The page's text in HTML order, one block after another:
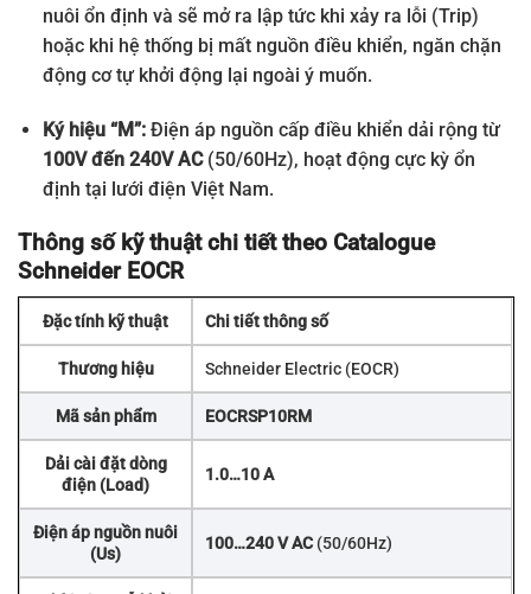
nuôi ổn định và sẽ mở ra lập tức khi xảy ra lỗi (Trip)
hoặc khi hệ thống bị mất nguồn điều khiển, ngăn chặn
động cơ tự khởi động lại ngoài ý muốn.
Ký hiệu “M”:Điện áp nguồn cấp điều khiển dải rộng từ
100V đến 240V AC(50/60Hz), hoạt động cực kỳ ổn
định tại lưới điện Việt Nam.
Thông số kỹ thuật chi tiết theo Catalogue
Schneider EOCR
Đặc tính kỹ thuật Chi tiết thông số
Thương hiệu Schneider Electric (EOCR)
Mã sản phẩm EOCRSP10RM
Dải cài đặt dòng
điện (Load)
1.0…10 A
Điện áp nguồn nuôi
(Us)
100…240 V AC (50/60Hz)